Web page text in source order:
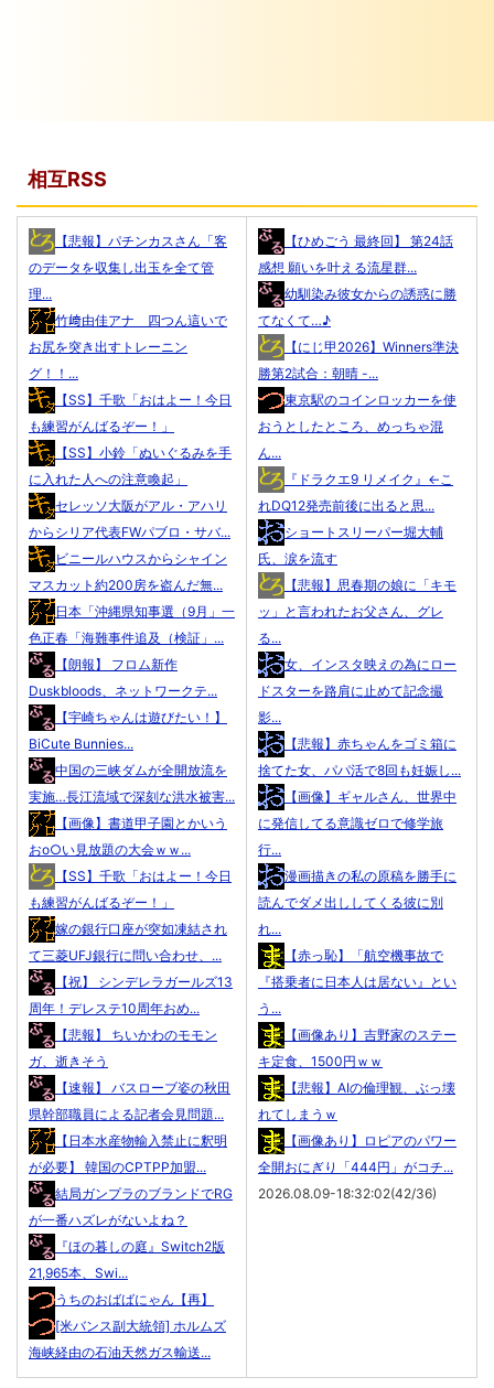
相互RSS
【悲報】パチンカスさん「客
のデータを収集し出玉を全て管
理...
竹﨑由佳アナ 四つん這いで
お尻を突き出すトレーニン
グ！！...
【SS】千歌「おはよー！今日
も練習がんばるぞー！」
【SS】小鈴「ぬいぐるみを手
に入れた人への注意喚起」
セレッソ大阪がアル・アハリ
からシリア代表FWパブロ・サバ...
ビニールハウスからシャイン
マスカット約200房を盗んだ無...
日本「沖縄県知事選（9月」一
色正春「海難事件追及（検証」...
【朗報】 フロム新作
Duskbloods、ネットワークテ...
【宇崎ちゃんは遊びたい！】
BiCute Bunnies...
中国の三峡ダムが全開放流を
実施…長江流域で深刻な洪水被害...
【画像】書道甲子園とかいう
おo○い見放題の大会ｗｗ...
【SS】千歌「おはよー！今日
も練習がんばるぞー！」
嫁の銀行口座が突如凍結され
て三菱UFJ銀行に問い合わせ、...
【祝】 シンデレラガールズ13
周年！デレステ10周年おめ...
【悲報】 ちいかわのモモン
ガ、逝きそう
【速報】 バスローブ姿の秋田
県幹部職員による記者会見問題...
【日本水産物輸入禁止に釈明
が必要】 韓国のCPTPP加盟...
結局ガンプラのブランドでRG
が一番ハズレがないよね？
『ほの暮しの庭』Switch2版
21,965本、Swi...
うちのおばばにゃん【再】
[米バンス副大統領] ホルムズ
海峡経由の石油天然ガス輸送...
【ひめごう 最終回】 第24話
感想 願いを叶える流星群...
幼馴染み彼女からの誘惑に勝
てなくて…♪
【にじ甲2026】Winners準決
勝第2試合：朝晴 -...
東京駅のコインロッカーを使
おうとしたところ、めっちゃ混
ん...
『ドラクエ9 リメイク』←こ
れDQ12発売前後に出ると思...
ショートスリーパー堀大輔
氏、涙を流す
【悲報】思春期の娘に「キモ
ッ」と言われたお父さん、グレ
る...
女、インスタ映えの為にロー
ドスターを路肩に止めて記念撮
影...
【悲報】赤ちゃんをゴミ箱に
捨てた女、パパ活で8回も妊娠し...
【画像】ギャルさん、世界中
に発信してる意識ゼロで修学旅
行...
漫画描きの私の原稿を勝手に
読んでダメ出ししてくる彼に別
れ...
【赤っ恥】「航空機事故で
『搭乗者に日本人は居ない』とい
う...
【画像あり】吉野家のステー
キ定食、1500円ｗｗ
【悲報】AIの倫理観、ぶっ壊
れてしまうｗ
【画像あり】ロピアのパワー
全開おにぎり「444円」がコチ...
2026.08.09-18:32:02(42/36)